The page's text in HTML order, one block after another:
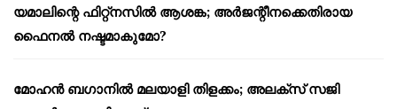
യമാലിന്റെ ഫിറ്റ്നസിൽ ആശങ്ക; അർജന്റീനക്കെതിരായ
ഫൈനൽ നഷ്ടമാകുമോ?
മോഹൻ ബഗാനിൽ മലയാളി തിളക്കം; അലക്സ് സജി